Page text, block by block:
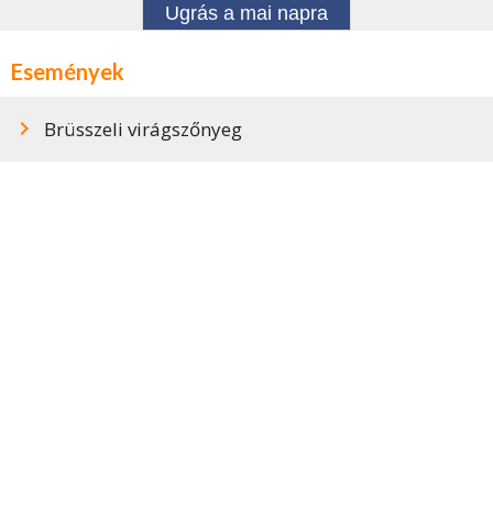
Ugrás a mai napra
Események
Brüsszeli virágszőnyeg